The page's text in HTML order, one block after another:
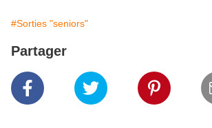
#Sorties "seniors"
Partager